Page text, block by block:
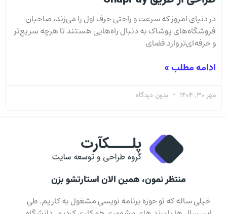
در دنیای امروز که سرعت و راحتی حرف اول را می‌زند، صاحبان
فروشگاه‌های پوشاک به دنبال راه‌هایی هستند تا هرچه سریع‌تر
و حرفه‌ای‌تر وارد فضای
ادامه مطلب »
مهر 30, 1404 بدون دیدگاه
منتظر نمون، همین الان استارتشو بزن
خیلی ساله که تو حوزه برنامه نویسی مشغول به کاریم. طی